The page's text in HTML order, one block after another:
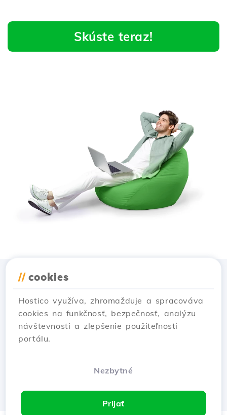
Skúste teraz!
// cookies
Hostico využíva, zhromažďuje a spracováva
cookies na funkčnosť, bezpečnosť, analýzu
návštevnosti a zlepšenie použiteľnosti
portálu.
Nezbytné
Prijať
Stiahnuť aplikáciu